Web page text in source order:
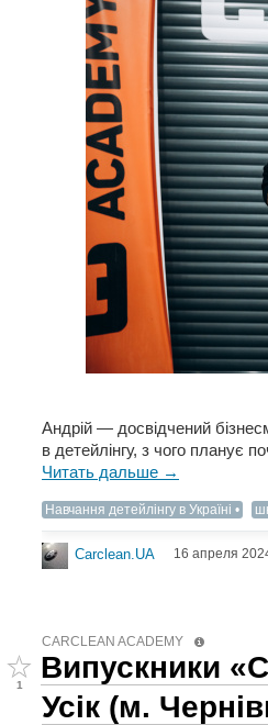
Андрій — досвідчений
в детейлінгу, з чого планує
Читать дальше →
Навчання детейлінгу в Україні
Carclean.UA 16 апреля
CARCLEAN ACADEMY
1
Випускники
Усік (м.